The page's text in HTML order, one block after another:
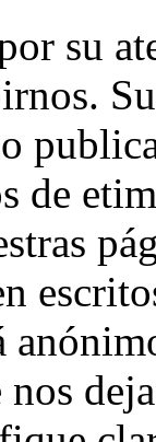
su
de